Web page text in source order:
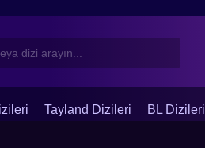
Tayland Dizileri BL Dizileri